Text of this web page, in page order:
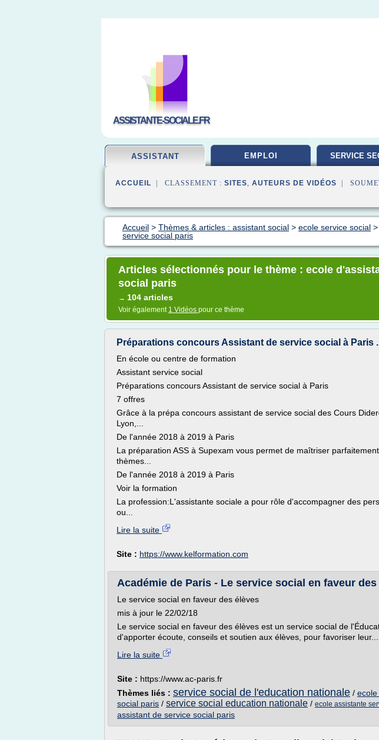
ASSISTANTE-SOCIALE.FR
ASSISTANT EMPLOI SERVICE
ACCUEIL | CLASSEMENT : SITES, AUTEURS DE VIDÉOS |
Accueil > Thèmes & articles : assistant social > ecole service social >
service social paris
Articles sélectionnés pour le thème : ecole
social paris
→ 104 articles
Voir également 1 Vidéos pour ce thème
Préparations concours Assistant de service social à Paris
En école ou centre de formation
Assistant service social
Préparations concours Assistant de service social à Paris
7 offres
Grâce à la prépa concours assistant de service social des Cours
Lyon,...
De l'année 2018 à 2019 à Paris
La préparation ASS à Supexam vous permet de maîtriser
thèmes...
De l'année 2018 à 2019 à Paris
Voir la formation
La profession:L'assistante sociale a pour rôle d'accompagner des
ou...
Lire la suite
Site : https://www.kelformation.com
Académie de Paris - Le service social en faveur des
Le service social en faveur des élèves
mis à jour le 22/02/18
Le service social en faveur des élèves est un service social de
d'apporter écoute, conseils et soutien aux élèves, pour favoriser leur...
Lire la suite
Site : https://www.ac-paris.fr
Thèmes liés : service social de l'education nationale /
social paris / service social education nationale / ecole assistante
assistant de service social paris